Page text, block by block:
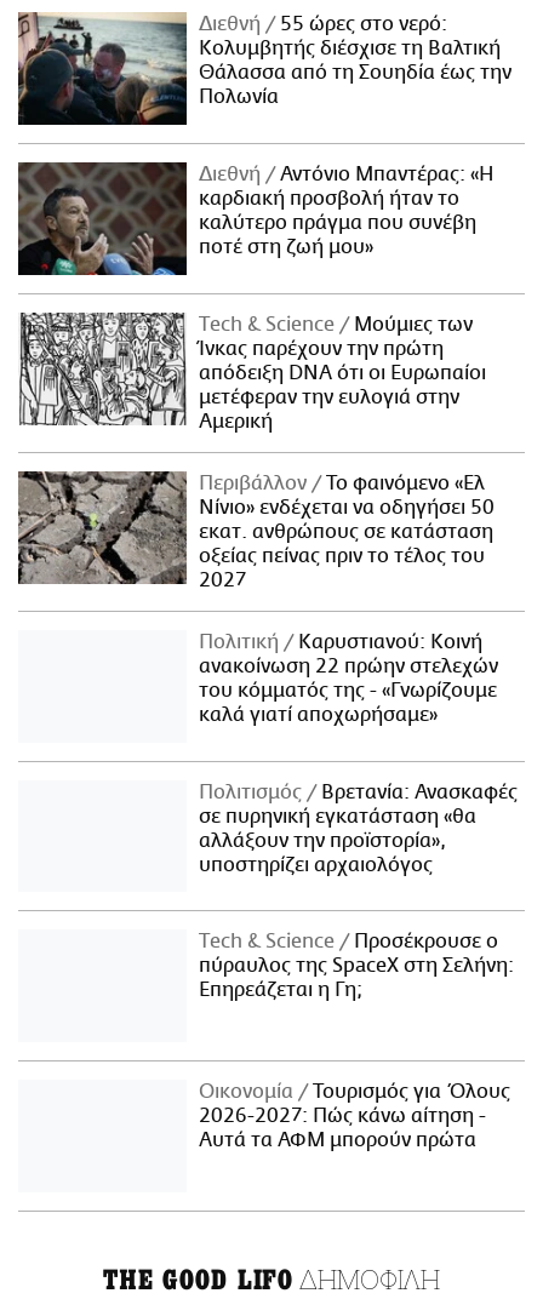
Διεθνή
55 ώρες στο νερό:
Κολυμβητής διέσχισε τη Βαλτική
Θάλασσα από τη Σουηδία έως την
Πολωνία
Διεθνή
Αντόνιο Μπαντέρας: «Η
καρδιακή προσβολή ήταν το
καλύτερο πράγμα που συνέβη
ποτέ στη ζωή μου»
Τech & Science
Μούμιες των
Ίνκας παρέχουν την πρώτη
απόδειξη DNA ότι οι Ευρωπαίοι
μετέφεραν την ευλογιά στην
Αμερική
Περιβάλλον
Το φαινόμενο «Ελ
Νίνιο» ενδέχεται να οδηγήσει 50
εκατ. ανθρώπους σε κατάσταση
οξείας πείνας πριν το τέλος του
2027
Πολιτική
Καρυστιανού: Κοινή
ανακοίνωση 22 πρώην στελεχών
του κόμματός της - «Γνωρίζουμε
καλά γιατί αποχωρήσαμε»
Πολιτισμός
Βρετανία: Ανασκαφές
σε πυρηνική εγκατάσταση «θα
αλλάξουν την προϊστορία»,
υποστηρίζει αρχαιολόγος
Τech & Science
Προσέκρουσε ο
πύραυλος της SpaceX στη Σελήνη:
Επηρεάζεται η Γη;
Οικονομία
Τουρισμός για Όλους
2026-2027: Πώς κάνω αίτηση -
Αυτά τα ΑΦΜ μπορούν πρώτα
THE GOOD LIFO ΔΗΜΟΦΙΛΗ